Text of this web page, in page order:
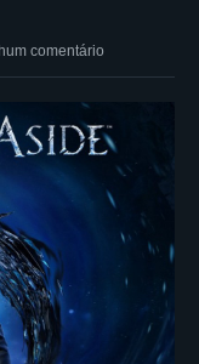
comentário